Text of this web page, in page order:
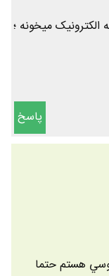
الکترونیک میخونه ؛
پاسخ
هستم حتما